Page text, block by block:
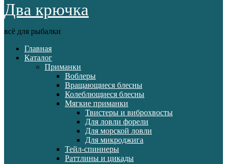
Два крючка
всё для рыбалки
Главная
Каталог
Приманки
Воблеры
Вращающиеся блесны
Колеблющиеся блесны
Мягкие приманки
Твистеры и виброхвосты
Для ловли форели
Для морской ловли
Для микроджига
Тейл-спиннеры
Раттлины и цикады